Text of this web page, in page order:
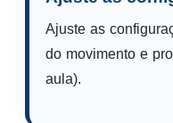
Ajuste as
do movimento e
aula).